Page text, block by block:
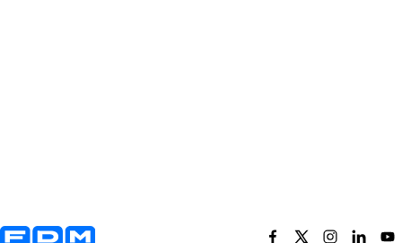
Yderligere information og kontaktoplysninger